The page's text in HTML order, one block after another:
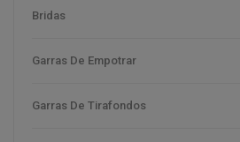
Bridas
Garras De Empotrar
Garras De Tirafondos